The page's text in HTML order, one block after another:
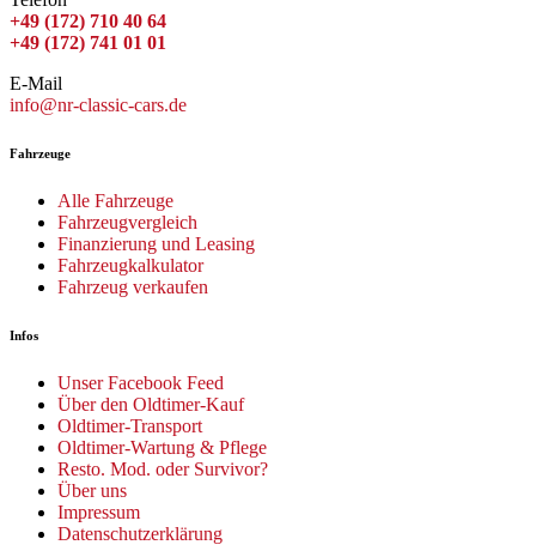
+49 (172) 710 40 64
+49 (172) 741 01 01
E-Mail
info@nr-classic-cars.de
Fahrzeuge
Alle Fahrzeuge
Fahrzeugvergleich
Finanzierung und Leasing
Fahrzeugkalkulator
Fahrzeug verkaufen
Infos
Unser Facebook Feed
Über den Oldtimer-Kauf
Oldtimer-Transport
Oldtimer-Wartung & Pflege
Resto. Mod. oder Survivor?
Über uns
Impressum
Datenschutzerklärung